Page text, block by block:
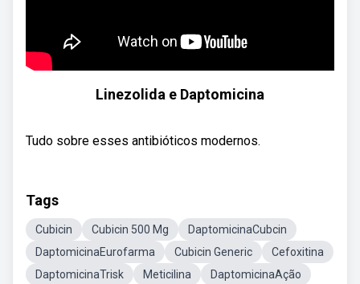
Linezolida e Daptomicina
Tudo sobre esses antibióticos modernos.
Tags
Cubicin Cubicin 500 Mg
DaptomicinaCubcin
DaptomicinaEurofarma
Cubicin Generic
Cefoxitina
DaptomicinaTrisk
Meticilina DaptomicinaAção